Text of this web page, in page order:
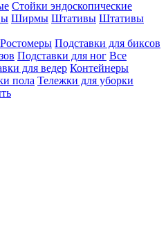
Стойки эндоскопические
Ширмы Штативы Штативы
Ростомеры Подставки для биксов
Подставки для ног Все
для ведер Контейнеры
пола Тележки для уборки